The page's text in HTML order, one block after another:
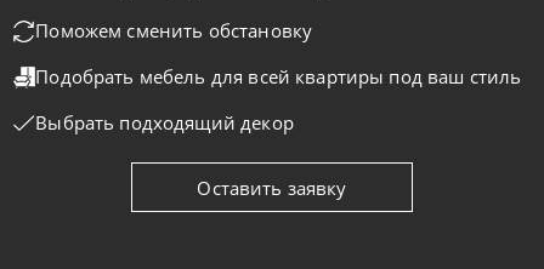
На заказ 45-90 дн
Поможем сменить обстановку
Подобрать мебель для всей квартиры под ваш стиль
Выбрать подходящий декор
Оставить заявку